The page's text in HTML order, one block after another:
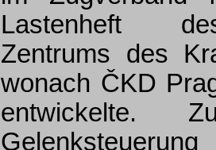
Lastenheft des
Zentrums des
wonach ČKD
entwickelte.